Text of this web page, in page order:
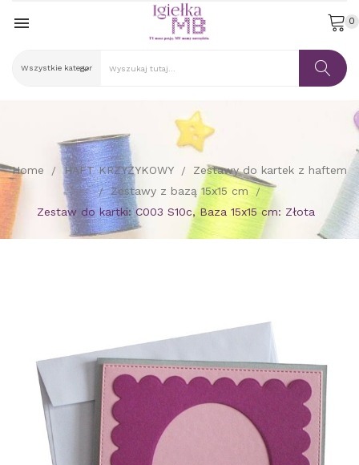
 0
Home HAFT KRZYŻYKOWY
Zestawy do kartek z haftem
Zestawy z bazą 15x15 cm
Zestaw do kartki: C003 S10c, Baza 15x15 cm: Złota